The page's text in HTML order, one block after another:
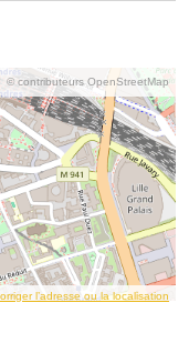
© contributeurs OpenStreetMap
l’adresse ou la localisation